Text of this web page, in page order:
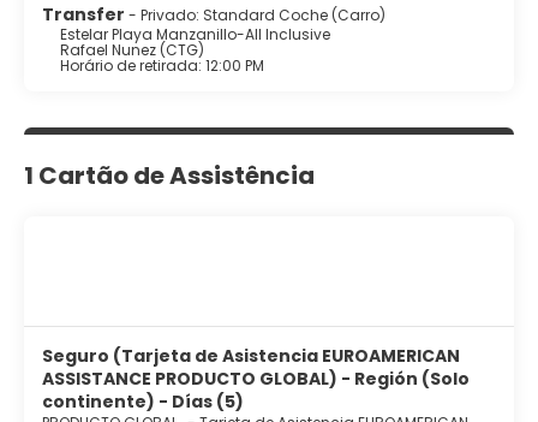
Transfer - Privado: Standard Coche (Carro)
Estelar Playa Manzanillo-All Inclusive
Rafael Nunez (CTG)
Horário de retirada: 12:00 PM
1 Cartão de Assistência
Seguro (Tarjeta de Asistencia EUROAMERICAN
ASSISTANCE PRODUCTO GLOBAL) - Región (Solo
continente) - Días (5)